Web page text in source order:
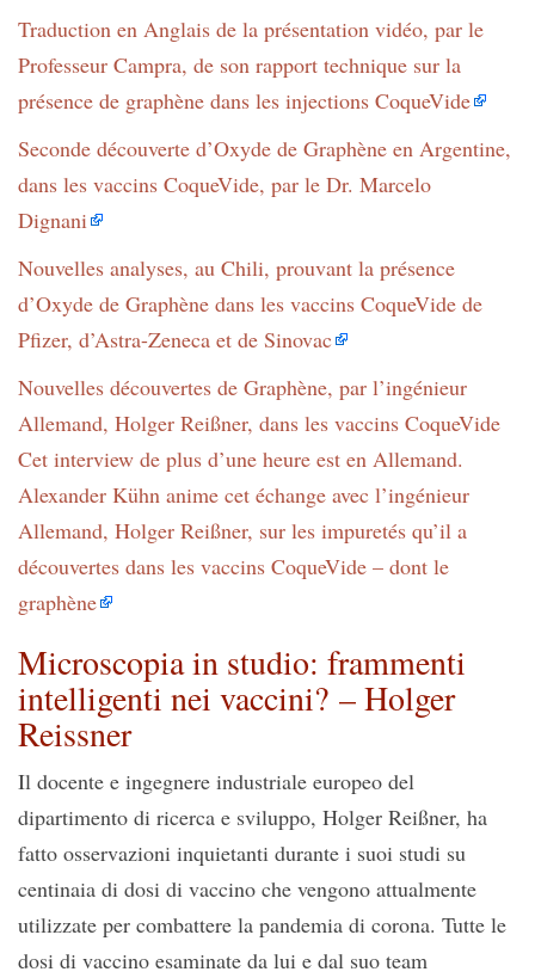
Traduction en Anglais de la présentation vidéo, par le
Professeur Campra, de son rapport technique sur la
présence de graphène dans les injections CoqueVide
Seconde découverte d’Oxyde de Graphène en Argentine,
dans les vaccins CoqueVide, par le Dr. Marcelo
Dignani
Nouvelles analyses, au Chili, prouvant la présence
d’Oxyde de Graphène dans les vaccins CoqueVide de
Pfizer, d’Astra-Zeneca et de Sinovac
Nouvelles découvertes de Graphène, par l’ingénieur
Allemand, Holger Reißner, dans les vaccins CoqueVide
Cet interview de plus d’une heure est en Allemand.
Alexander Kühn anime cet échange avec l’ingénieur
Allemand, Holger Reißner, sur les impuretés qu’il a
découvertes dans les vaccins CoqueVide – dont le
graphène
Microscopia in studio: frammenti
intelligenti nei vaccini? – Holger
Reissner
Il docente e ingegnere industriale europeo del
dipartimento di ricerca e sviluppo, Holger Reißner, ha
fatto osservazioni inquietanti durante i suoi studi su
centinaia di dosi di vaccino che vengono attualmente
utilizzate per combattere la pandemia di corona. Tutte le
dosi di vaccino esaminate da lui e dal suo team